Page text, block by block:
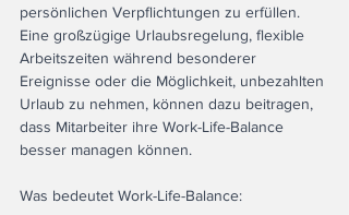
persönlichen Verpflichtungen zu erfüllen.
Eine großzügige Urlaubsregelung, flexible
Arbeitszeiten während besonderer
Ereignisse oder die Möglichkeit, unbezahlten
Urlaub zu nehmen, können dazu beitragen,
dass Mitarbeiter ihre Work-Life-Balance
besser managen können.
Was bedeutet Work-Life-Balance: